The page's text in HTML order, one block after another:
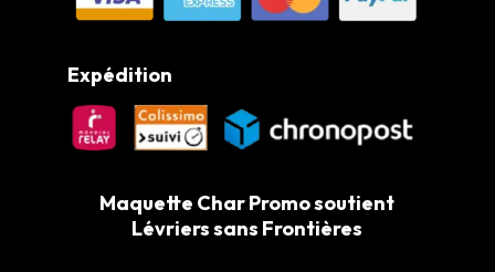
Expédition
Maquette Char Promo soutient
Lévriers sans Frontières